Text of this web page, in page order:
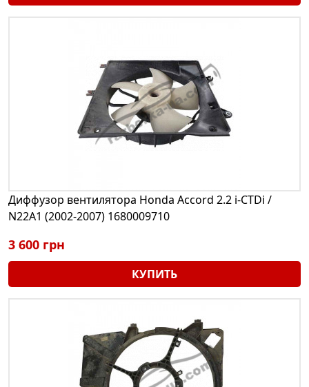
Диффузор вентилятора Honda Accord 2.2 i-CTDi /
N22A1 (2002-2007) 1680009710
3 600 грн
КУПИТЬ